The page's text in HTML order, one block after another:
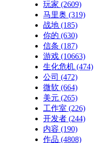
玩家 (2609)
马里奥 (319)
战地 (185)
你的 (630)
信条 (187)
游戏 (10663)
生化危机 (474)
公司 (472)
微软 (664)
美元 (265)
工作室 (226)
开发者 (244)
内容 (190)
作品 (4808)